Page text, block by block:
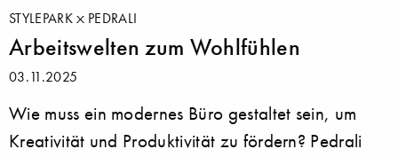
STYLEPARK PEDRALI
Arbeitswelten zum Wohlfühlen
03.11.2025
Wie muss ein modernes Büro gestaltet sein, um
Kreativität und Produktivität zu fördern? Pedrali